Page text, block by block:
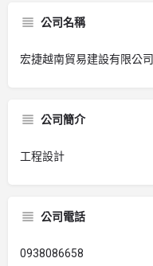
公司名稱
宏捷越南貿易建設有限公司
公司簡介
工程設計
公司電話
0938086658